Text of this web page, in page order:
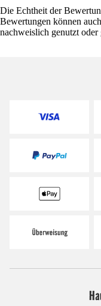
Die Echtheit der
Bewertungen können
nachweislich genutzt oder